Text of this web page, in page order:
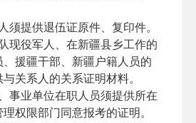
须提供退伍证原件、复印件。
现役军人、在新疆县乡工作的
援疆干部、新疆户籍人员的
关系人的关系证明材料。
事业单位在职人员须提供所在
权限部门同意报考的证明。